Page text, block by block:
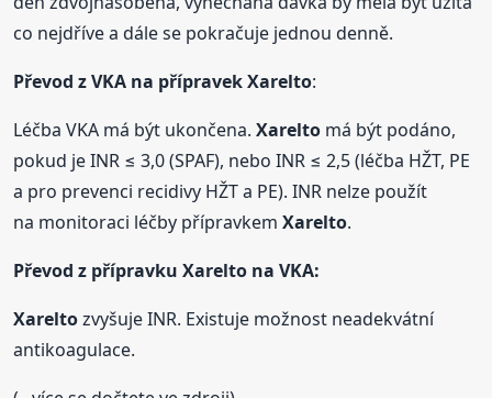
co nejdříve a dále se pokračuje jednou denně.
Převod z VKA na přípravekXarelto:
Léčba VKA má být ukončena.Xarelto má být podáno,
pokud je INR ≤ 3,0 (SPAF), nebo INR ≤ 2,5 (léčba HŽT, PE
a pro prevenci recidivy HŽT a PE). INR nelze použít
na monitoraci léčby přípravkemXarelto.
Převod z přípravkuXarelto na VKA:
Xareltozvyšuje INR. Existuje možnost neadekvátní
antikoagulace.